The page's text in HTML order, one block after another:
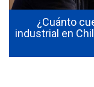
¿Cuánto
industrial en